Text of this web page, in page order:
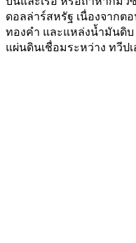
ดอลล่าร์สหรัฐ เนื่องจากต
ทองคำ และแหล่งน้ำมันดิบ
แผ่นดินเชื่อมระหว่าง ทวีป